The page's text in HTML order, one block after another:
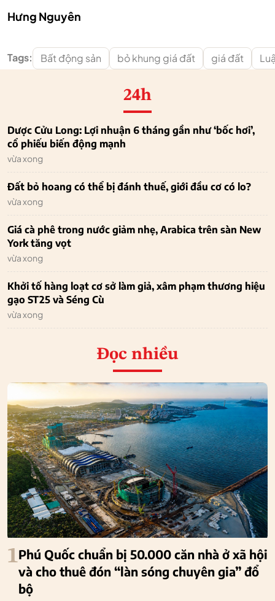
Hưng Nguyên
Tags: Bất động sản bỏ khung giá đất giá đất
24h
Dược Cửu Long: Lợi nhuận 6 tháng gần như ‘bốc hơi’,
cổ phiếu biến động mạnh
vừa xong
Đất bỏ hoang có thể bị đánh thuế, giới đầu cơ có lo?
vừa xong
Giá cà phê trong nước giảm nhẹ, Arabica trên sàn New
York tăng vọt
vừa xong
Khởi tố hàng loạt cơ sở làm giả, xâm phạm thương hiệu
gạo ST25 và Séng Cù
vừa xong
Đọc nhiều
1Phú Quốc chuẩn bị 50.000 căn nhà ở xã hội
và cho thuê đón “làn sóng chuyên gia” đổ
bộ